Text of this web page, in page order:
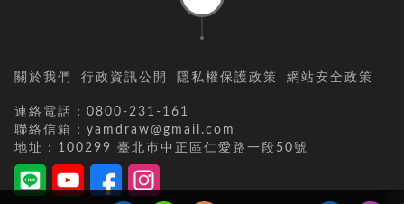
關於我們 行政資訊公開 隱私權保護政策 網站安全政策
連絡電話：0800-231-161
聯絡信箱：yamdraw@gmail.com
地址：100299 臺北巿中正區仁愛路一段50號